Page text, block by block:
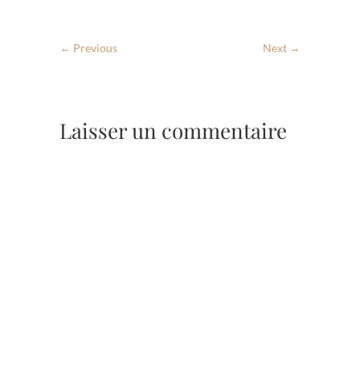
← Previous Next →
Laisser un commentaire